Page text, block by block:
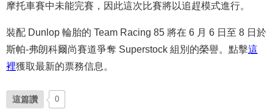
摩托車賽中未能完賽，因此這次比賽將以追趕模式進行。
裝配 Dunlop 輪胎的 Team Racing 85 將在 6 月 6 日至 8 日於
斯帕-弗朗科爾尚賽道爭奪 Superstock 組別的榮譽。點擊這
裡獲取最新的票務信息。
這篇讚 0